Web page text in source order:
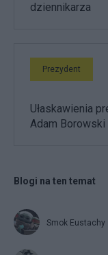
dziennikarza
Prezydent
Ułaskawienia
Adam
Blogi na ten temat
Smok Eustachy